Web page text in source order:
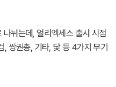
뉘는데, 얼리엑세스 출시 시점
, 쌍권총, 기타, 닻 등 4가지 무기